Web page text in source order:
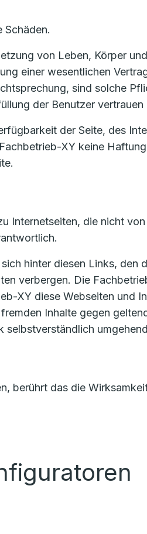
von Leben, Körper
einer wesentlichen
sind solche
der Benutzer vertrauen
der Seite, des
XY keine
Internetseiten, die nicht
hinter diesen Links, den
verbergen. Die
XY diese Webseiten und
Inhalte gegen
berührt das die